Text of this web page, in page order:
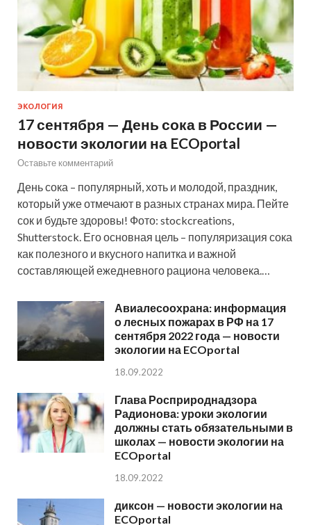
ЭКОЛОГИЯ
17 сентября — День сока в России —
новости экологии на ECOportal
Оставьте комментарий
День сока – популярный, хоть и молодой, праздник,
который уже отмечают в разных странах мира. Пейте
сок и будьте здоровы! Фото: stockcreations,
Shutterstock. Его основная цель – популяризация сока
как полезного и вкусного напитка и важной
составляющей ежедневного рациона человека.…
Авиалесоохрана: информация
о лесных пожарах в РФ на 17
сентября 2022 года — новости
экологии на ECOportal
18.09.2022
Глава Росприроднадзора
Радионова: уроки экологии
должны стать обязательными в
школах — новости экологии на
ECOportal
18.09.2022
диксон — новости экологии на
ECOportal